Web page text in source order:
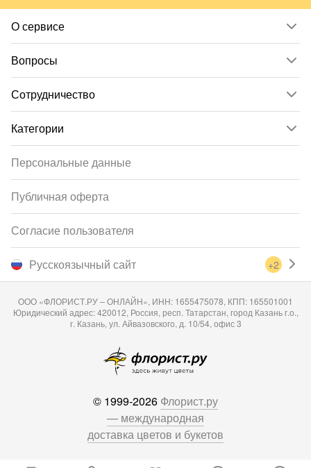
О сервисе
Вопросы
Сотрудничество
Категории
Русскоязычный сайт +2
Персональные данные
Публичная оферта
Согласие пользователя
ООО «ФЛОРИСТ.РУ – ОНЛАЙН», ИНН: 1655475078, КПП: 165501001
Юридический адрес: 420012, Россия, респ. Татарстан, город Казань г.о.,
г. Казань, ул. Айвазовского, д. 10/54, офис 3
© 1999-2026 Флорист.ру
— международная
доставка цветов и букетов